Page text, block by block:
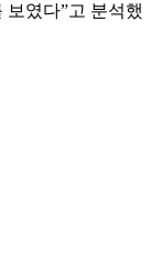
였다”고 분석했